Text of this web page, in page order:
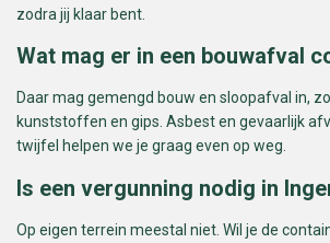
zodra jij klaar bent.
Wat mag er in een bouwafval
Daar mag gemengd bouw en sloopafval in,
kunststoffen en gips. Asbest en gevaarlijk
twijfel helpen we je graag even op weg.
Is een vergunning nodig in
Op eigen terrein meestal niet. Wil je de